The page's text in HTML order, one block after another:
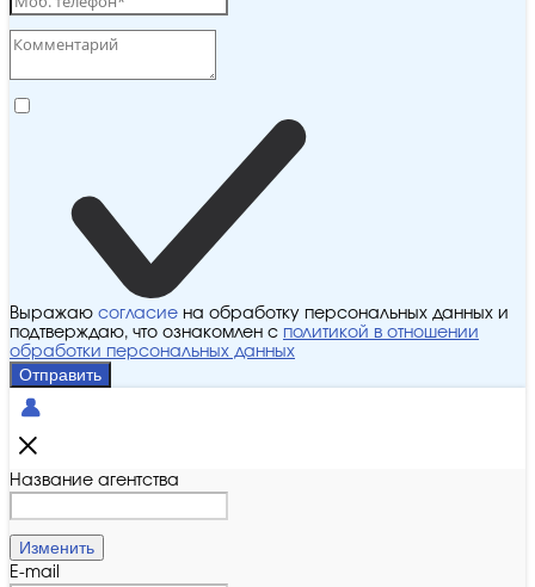
Выражаю согласие на обработку персональных данных и
подтверждаю, что ознакомлен с политикой в отношении
обработки персональных данных
Отправить
Название агентства
Изменить
E-mail